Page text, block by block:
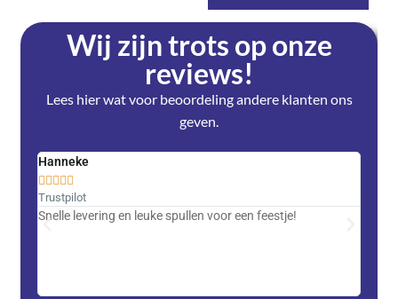
Wij zijn trots op onze
reviews!
Lees hier wat voor beoordeling andere klanten ons
geven.
Hanneke
    
Trustpilot
Snelle levering en leuke spullen voor een feestje!